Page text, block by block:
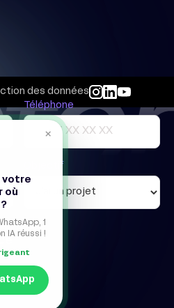
des données
Téléphone
Objectif
×
votre
où
1
IA réussi !